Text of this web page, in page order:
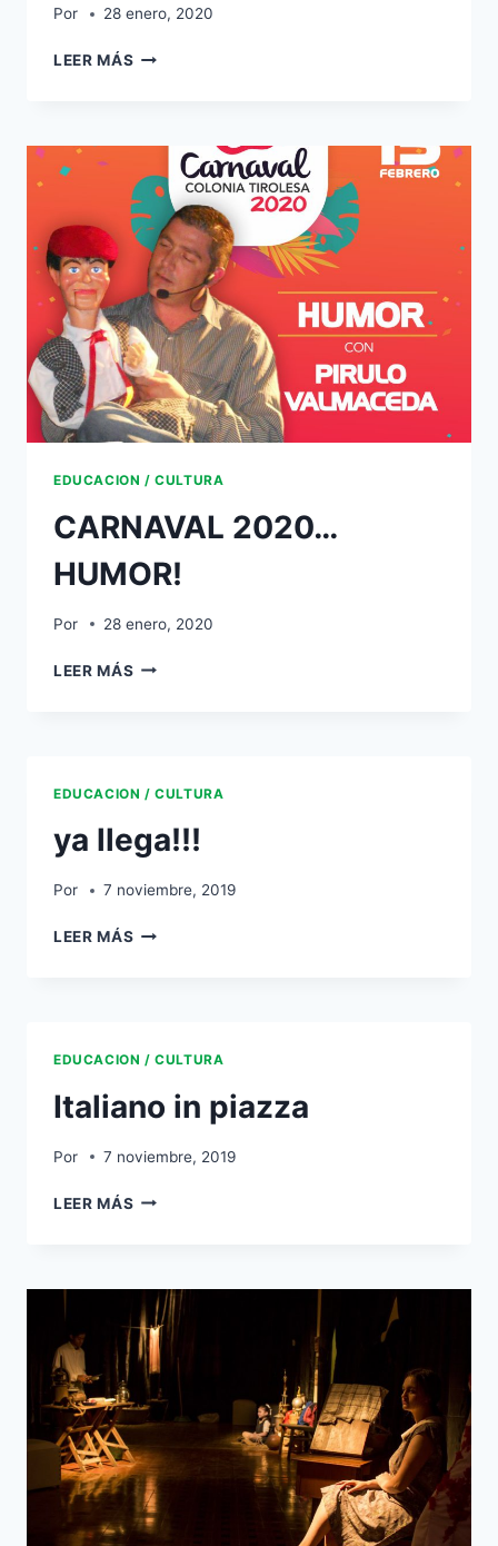
Por 28 enero, 2020
LEER MÁS
EDUCACION / CULTURA
CARNAVAL 2020…
HUMOR!
Por 28 enero, 2020
LEER MÁS
EDUCACION / CULTURA
ya llega!!!
Por 7 noviembre, 2019
LEER MÁS
EDUCACION / CULTURA
Italiano in piazza
Por 7 noviembre, 2019
LEER MÁS